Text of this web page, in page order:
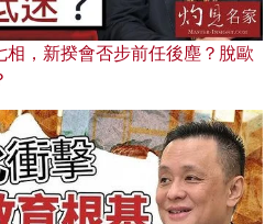
，新揆會否步前任後塵？脫歐